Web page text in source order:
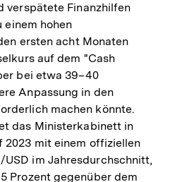
verspätete Finanzhilfen
einem hohen
ersten acht Monaten
auf dem "Cash
bei etwa 39–40
Anpassung in den
machen könnte.
das Ministerkabinett in
2023 mit einem offiziellen
USD im Jahresdurchschnitt,
Prozent gegenüber dem